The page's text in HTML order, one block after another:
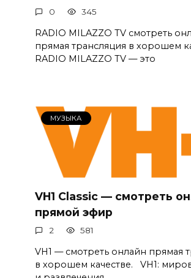
0 345
RADIO MILAZZO TV смотреть
прямая трансляция в хорошем
RADIO MILAZZO TV — это
МУЗЫКА
VH1 Classic — смотреть
прямой эфир
2 581
VH1 — смотреть онлайн прямая
в хорошем качестве. VH1: